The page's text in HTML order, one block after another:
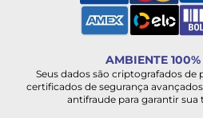
AMBIENTE 100%
Seus dados são criptografados
certificados de segurança
antifraude para garantir